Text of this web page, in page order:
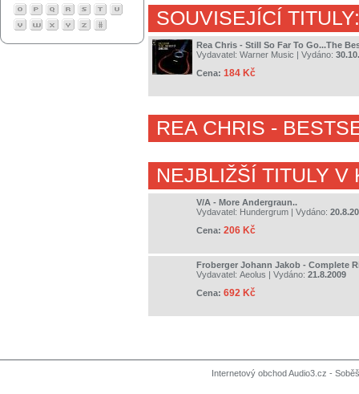
SOUVISEJÍCÍ TITULY:
Rea Chris - Still So Far To Go...The
Vydavatel: Warner Music | Vydáno:
Cena: 184 Kč
REA CHRIS -
NEJBLIŽŠÍ TITULY V
V/A - More Andergraun..
Vydavatel: Hundergrum | Vydáno:
Cena: 206 Kč
Froberger Johann Jakob - Complete
Vydavatel: Aeolus | Vydáno: 21.8.2009
Cena: 692 Kč
Internetový obchod Audio3.cz -